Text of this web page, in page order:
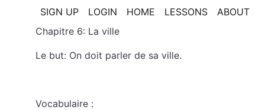
SIGN UP LOGIN HOME LESSONS
ABOUT
Chapitre 6: La ville
Le but: On doit parler de sa ville.
Vocabulaire :